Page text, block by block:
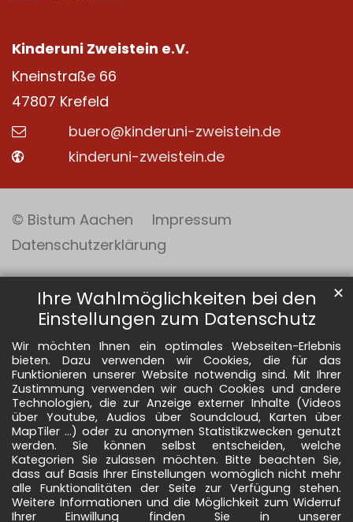
Ihre Wahlmöglichkeiten bei den
Einstellungen zum Datenschutz
Wir möchten Ihnen ein optimales Webseiten-Erlebnis
bieten. Dazu verwenden wir Cookies, die für das
Funktionieren unserer Website notwendig sind. Mit Ihrer
Zustimmung verwenden wir auch Cookies und andere
Technologien, die zur Anzeige externer Inhalte (Videos
über Youtube, Audios über Soundcloud, Karten über
MapTiler ...) oder zu anonymen Statistikzwecken genutzt
werden. Sie können selbst entscheiden, welche
Kategorien Sie zulassen möchten. Bitte beachten Sie,
dass auf Basis Ihrer Einstellungen womöglich nicht mehr
alle Funktionalitäten der Seite zur Verfügung stehen.
Weitere Informationen und die Möglichkeit zum Widerruf
Ihrer Einwillung finden Sie in unserer
✕
Kinderuni Zweistein e.V.
Kneinstraße 66
47807 Krefeld
buero@kinderuni-zweistein.de
kinderuni-zweistein.de
© Bistum Aachen
Impressum
Datenschutzerklärung